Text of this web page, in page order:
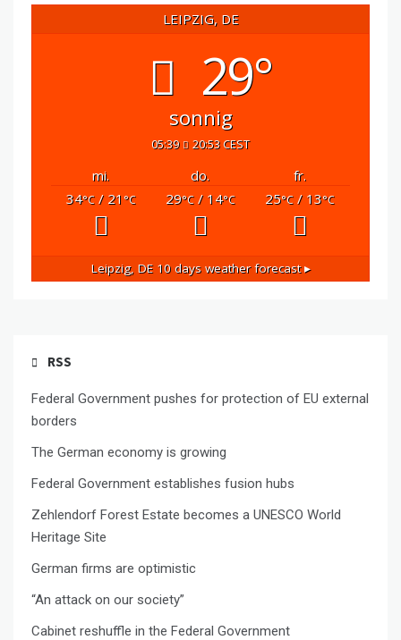
LEIPZIG, DE
29°
sonnig
05:39 20:53 CEST
mi. do.
fr.
34°C/ 21 °C 29°C/ 14°C 25°C / 13°C
Leipzig, DE10 days weather forecast ▸
RSS
Federal Government pushes for protection of EU external
borders
The German economy is growing
Federal Government establishes fusion hubs
Zehlendorf Forest Estate becomes a UNESCO World
Heritage Site
German firms are optimistic
“An attack on our society”
Cabinet reshuffle in the Federal Government